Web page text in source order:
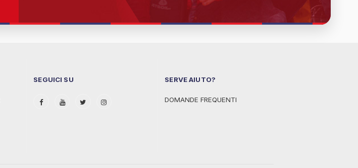
SEGUICI SU SERVE AIUTO?
DOMANDE FREQUENTI